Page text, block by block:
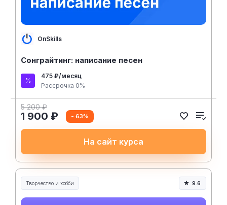
OnSkills
Сонграйтинг: написание песен
475 ₽/месяц
Рассрочка 0%
5 200 ₽
1 900 ₽ - 63%
На сайт курса
Творчество и хобби
Творчество, контент и хобби
9.6